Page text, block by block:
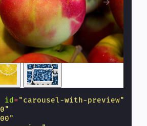
id ="carousel-with-preview"